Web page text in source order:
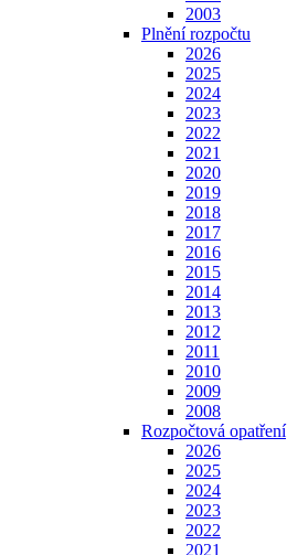
2003
Plnění rozpočtu
2026
2025
2024
2023
2022
2021
2020
2019
2018
2017
2016
2015
2014
2013
2012
2011
2010
2009
2008
Rozpočtová opatření
2026
2025
2024
2023
2022
2021